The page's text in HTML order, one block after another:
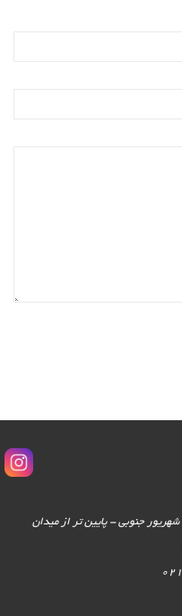
آدرس نمایشگاه : ایران - تهران - خیابان 17 شهریور جنوبی - پایین تر از میدان